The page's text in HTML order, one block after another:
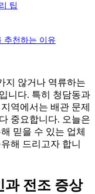
팁
추천하는 이유
지 않거나 역류하는
니다. 특히 청담동과
역에서는 배관 문제
중요합니다. 오늘은
믿을 수 있는 업체
해 드리고자 합니
과 전조 증상